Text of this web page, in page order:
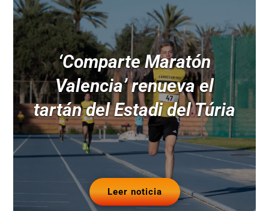
‘Comparte Maratón
Valencia’ renueva el
tartán del Estadi del Túria
Leer noticia